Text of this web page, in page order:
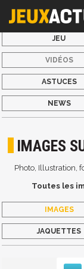
JEU
VIDÉOS
ASTUCES
NEWS
IMAGES
Photo, Illustration,
Toutes les
IMAGES
JAQUETTES